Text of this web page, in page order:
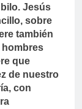
Jesús
sobre
también
hombres
que
de nuestro
con